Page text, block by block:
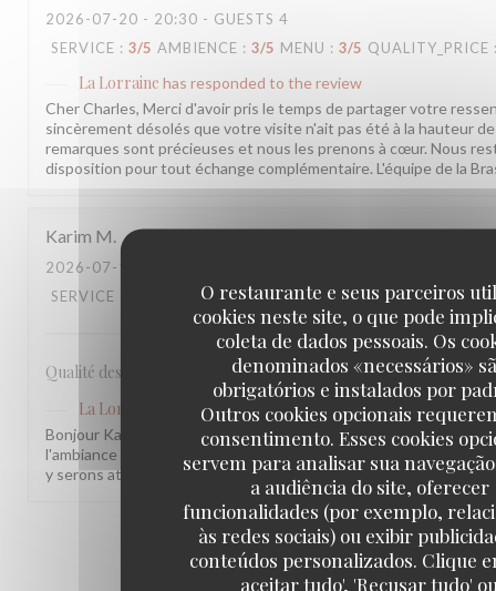
O restaurante e seus parceiros
cookies neste site, o que pode
coleta de dados pessoais. Os
denominados «necessários»
obrigatórios e instalados por
Outros cookies opcionais
consentimento. Esses cookies
servem para analisar sua
a audiência do site, oferecer
funcionalidades (por exemplo,
às redes sociais) ou exibir
conteúdos personalizados. Clique
aceitar tudo', 'Recusar tudo'
2026-07-20 - 20:30 - GUESTS 4
SERVICE : 3/5 AMBIENCE : 3/5 MENU : 3/5 QUALITY_PRICE
La Lorraine has responded to the review
Cher Charles, Merci d'avoir pris le temps de partager votre
sincèrement désolés que votre visite n'ait pas été à la hauteur
remarques sont précieuses et nous les prenons à cœur. Nous
disposition pour tout échange complémentaire. L'équipe de la
Karim M
2026-07-17
SERVICE
AMBIENCE: 4/5 MENU : 4/5 QUALITY_PRICE
Qualité des plats, cadre et amabilité de l’équipe
La Lorraine
has responded to the review
Bonjour Karim, Merci pour ce retour ! Nous sommes ravis que
l'ambiance vous aient plu. Votre remarque sur le rapport qualité-
y serons attentifs. À très bientôt !
1 2 3